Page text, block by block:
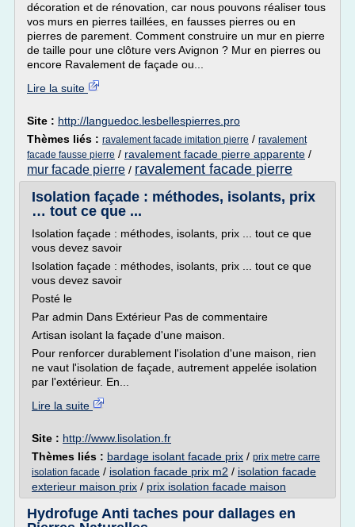
décoration et de rénovation, car nous pouvons réaliser tous
vos murs en pierres taillées, en fausses pierres ou en
pierres de parement. Comment construire un mur en pierre
de taille pour une clôture vers Avignon ? Mur en pierres ou
encore Ravalement de façade ou...
Lire la suite
Site : http://languedoc.lesbellespierres.pro
Thèmes liés : ravalement facade imitation pierre / ravalement
facade fausse pierre / ravalement facade pierre apparente /
mur facade pierre / ravalement facade pierre
Isolation façade : méthodes, isolants, prix
… tout ce que ...
Isolation façade : méthodes, isolants, prix ... tout ce que
vous devez savoir
Isolation façade : méthodes, isolants, prix ... tout ce que
vous devez savoir
Posté le
Par admin Dans Extérieur Pas de commentaire
Artisan isolant la façade d'une maison.
Pour renforcer durablement l'isolation d'une maison, rien
ne vaut l'isolation de façade, autrement appelée isolation
par l'extérieur. En...
Lire la suite
Site : http://www.lisolation.fr
Thèmes liés : bardage isolant facade prix / prix metre carre
isolation facade / isolation facade prix m2 / isolation facade
exterieur maison prix / prix isolation facade maison
Hydrofuge Anti taches pour dallages en